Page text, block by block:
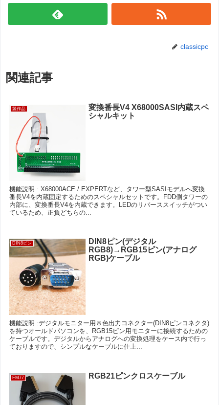
classicpc
関連記事
製作品
変換番長V4 X68000SASI内蔵スペ
シャルキット
機能説明 : X68000ACE / EXPERTなど、タワー型SASIモデルへ変換
番長V4を内蔵固定するためのスペシャルセットです。FDD側タワーの
内部に、変換番長V4を内蔵できます。LEDのリバーススイッチがつい
ているため、正負どちらの...
DIN8ピン
DIN8ピン(デジタル
RGB8)→RGB15ピン(アナログ
RGB)ケーブル
機能説明 :デジタルモニター用８色出力コネクター(DIN8ピンコネクタ)
を持つオールドパソコンを、RGB15ピン用モニターに接続するための
ケーブルです。デジタルからアナログへの変換処理をケース内で行っ
ておりますので、シンプルなケーブルに仕上...
FM77 RGB21ピンクロスケーブル